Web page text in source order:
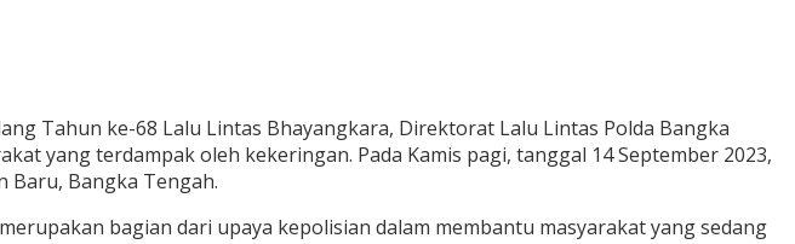
Tahun ke-68 Lalu Lintas Bhayangkara, Direktorat Lalu Lintas Polda Bangka
yang terdampak oleh kekeringan. Pada Kamis pagi, tanggal 14 September 2023,
Baru, Bangka Tengah.
bagian dari upaya kepolisian dalam membantu masyarakat yang sedang